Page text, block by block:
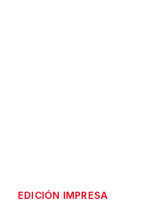
EDICIÓN IMPRESA